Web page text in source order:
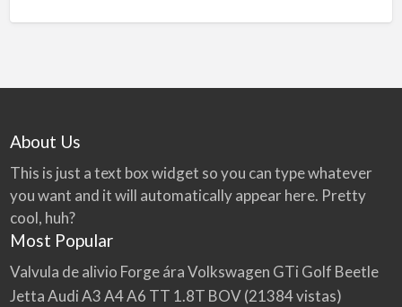
About Us
This is just a text box widget so you can type whatever
you want and it will automatically appear here. Pretty
cool, huh?
Most Popular
Valvula de alivio Forge ára Volkswagen GTi Golf Beetle
Jetta Audi A3 A4 A6 TT 1.8T BOV(21384 vistas)